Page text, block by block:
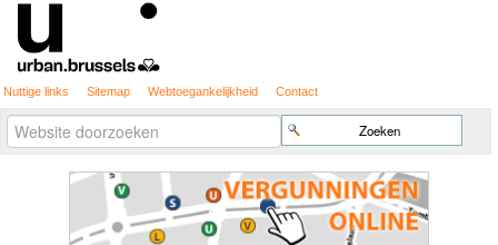
Nuttige links Sitemap Webtoegankelijkheid Contact
Zoek
Geavanceerd
zoeken...